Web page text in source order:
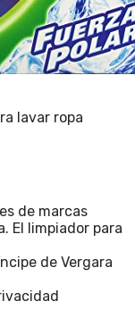
lavar ropa
de marcas
El limpiador para
de Vergara